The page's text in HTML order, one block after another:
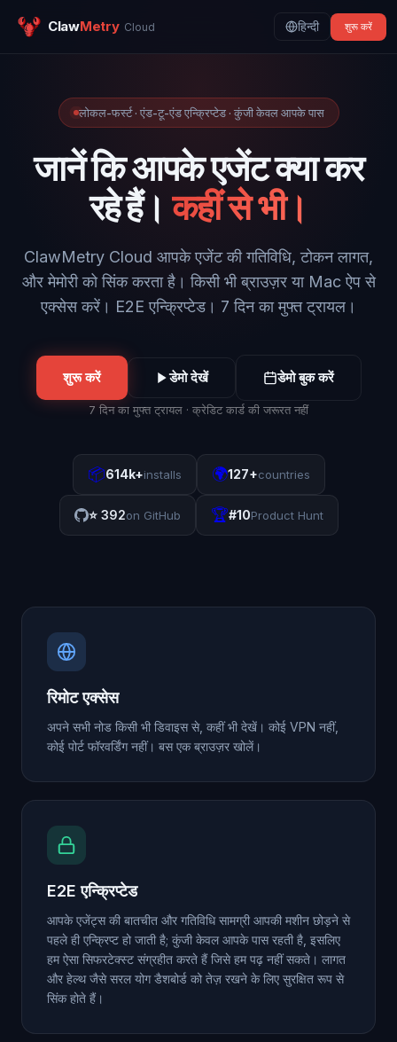
ClawMetry Cloud हिन्दी शुरू करें
लोकल-फर्स्ट · एंड-टू-एंड एन्क्रिप्टेड · कुंजी केवल आपके पास
जानें कि आपके एजेंट क्या कर
रहे हैं। कहीं से भी।
ClawMetry Cloud आपके एजेंट की गतिविधि, टोकन लागत,
और मेमोरी को सिंक करता है। किसी भी ब्राउज़र या Mac ऐप से
एक्सेस करें। E2E एन्क्रिप्टेड। 7 दिन का मुफ्त ट्रायल।
शुरू करें डेमो देखें डेमो बुक करें
7 दिन का मुफ्त ट्रायल · क्रेडिट कार्ड की जरूरत नहीं
📦614k+installs 🌍127+countries
⭐ 392on GitHub 🏆#10Product Hunt
रिमोट एक्सेस
अपने सभी नोड किसी भी डिवाइस से, कहीं भी देखें। कोई VPN नहीं,
कोई पोर्ट फॉरवर्डिंग नहीं। बस एक ब्राउज़र खोलें।
E2E एन्क्रिप्टेड
आपके एजेंट्स की बातचीत और गतिविधि सामग्री आपकी मशीन छोड़ने से
पहले ही एन्क्रिप्ट हो जाती है; कुंजी केवल आपके पास रहती है, इसलिए
हम ऐसा सिफरटेक्स्ट संग्रहीत करते हैं जिसे हम पढ़ नहीं सकते। लागत
और हेल्थ जैसे सरल योग डैशबोर्ड को तेज़ रखने के लिए सुरक्षित रूप से
सिंक होते हैं।